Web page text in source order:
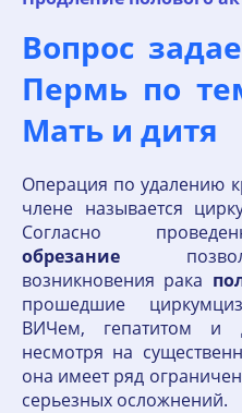
Вопрос
Пермь по
Мать и дитя
Операция по удалению
члене называется
Согласно
обрезание
возникновения рака
прошедшие
ВИЧем, гепатитом и
несмотря на
она имеет ряд
серьезных осложнений.